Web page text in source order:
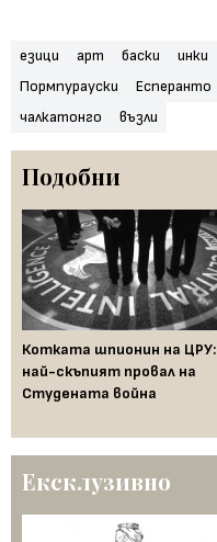
езици арт баски инки
Пормпурауски
Есперанто
чалкатонго
възли
Подобни
Котката шпионин на ЦРУ:
най-скъпият провал на
Студената война
Ексклузивно